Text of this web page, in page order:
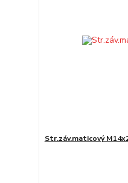
Str.záv.maticový